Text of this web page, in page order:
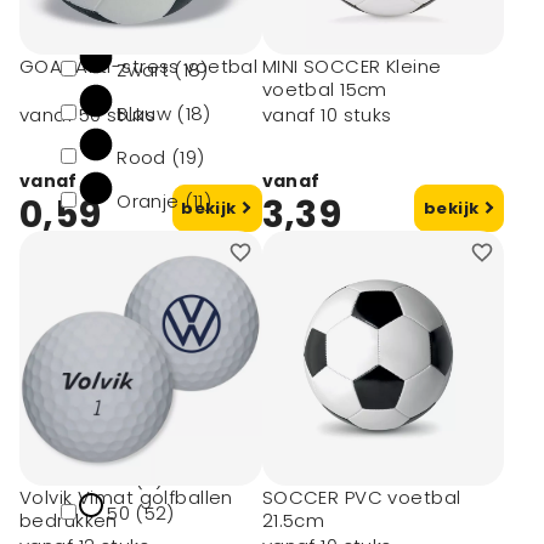
Wit (46)
Zwart (18)
Blauw (18)
Rood (19)
Oranje (11)
Minimale afname
10 (12)
24 (2)
50 (52)
GOAL Anti-stress voetbal
vanaf 50 stuks
vanaf
0,59 bekijk
MINI SOCCER Kleine
voetbal 15cm
vanaf 10 stuks
vanaf
3,39 bekijk
Volvik Vimat golfballen
bedrukken
SOCCER PVC voetbal
21.5cm